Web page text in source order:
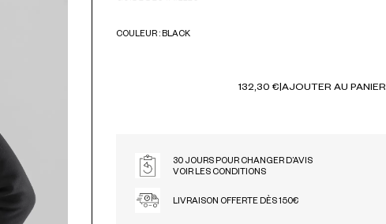
COULEUR : BLACK
132,30 €|AJOUTER AU PANIER
30 JOURS POUR CHANGER D’AVIS
VOIR LES CONDITIONS
LIVRAISON OFFERTE DÈS 150€